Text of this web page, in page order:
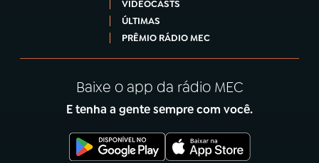
VIDEOCASTS
ÚLTIMAS
PRÊMIO RÁDIO MEC
Baixe o app da rádio MEC
E tenha a gente sempre com você.